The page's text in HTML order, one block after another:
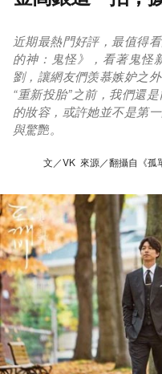
近期最熱門好評，最值得
的神：鬼怪》，看著鬼怪
劉，讓網友們羡慕嫉妒之
“重新投胎”之前，我們還
的妝容，或許她並不是第
與驚艷。
文／VK 來源／翻攝自《孤